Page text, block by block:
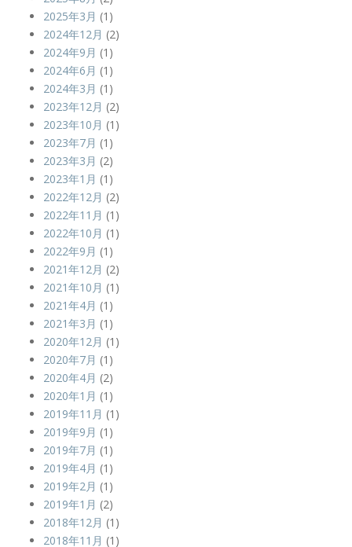
2025年3月 (1)
2024年12月 (2)
2024年9月 (1)
2024年6月 (1)
2024年3月 (1)
2023年12月 (2)
2023年10月 (1)
2023年7月 (1)
2023年3月 (2)
2023年1月 (1)
2022年12月 (2)
2022年11月 (1)
2022年10月 (1)
2022年9月 (1)
2021年12月 (2)
2021年10月 (1)
2021年4月 (1)
2021年3月 (1)
2020年12月 (1)
2020年7月 (1)
2020年4月 (2)
2020年1月 (1)
2019年11月 (1)
2019年9月 (1)
2019年7月 (1)
2019年4月 (1)
2019年2月 (1)
2019年1月 (2)
2018年12月 (1)
2018年11月 (1)